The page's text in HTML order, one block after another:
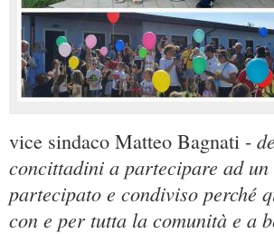
vice sindaco Matteo Bagnati -
concittadini a partecipare ad un
partecipato e condiviso perché
con e per tutta la comunità e a